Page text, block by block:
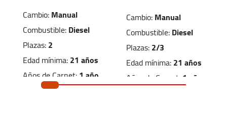
Cambio:Manual
Combustible:Diesel
Plazas:2
Edad mínima:21 años
Años de Carnet:1 año
Cambio:Manual
Combustible:Diesel
Plazas:2/3
Edad mínima:21 años
Años de Carnet: 1 año